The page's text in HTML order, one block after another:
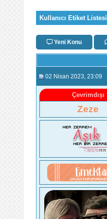
Kullanıcı Etiket Listesi
Yeni Konu
02 Nisan 2023 , 23:09
Çevrimdışı
Zeze